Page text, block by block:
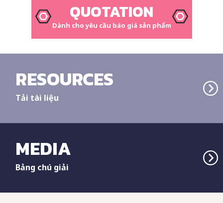
QUOTATION
Dành cho yêu cầu báo giá sản phẩm
RESOURCES
Tải tài liệu
MEDIA
Bảng chú giải